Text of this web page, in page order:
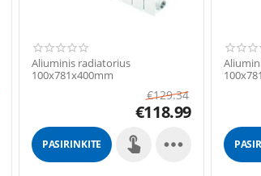
Aliuminis radiatorius
100x781x400mm
€129.34
€118.99
PASIRINKITE 